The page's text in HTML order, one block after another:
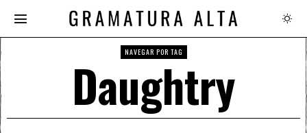
NAVEGAR POR TAG
Daughtry